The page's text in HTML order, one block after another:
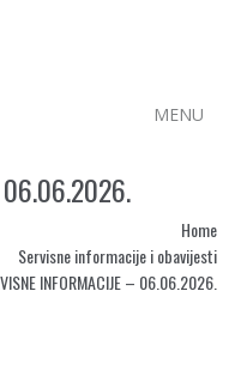
MENU
06.06.2026.
Home
Servisne informacije i obavijesti
INFORMACIJE – 06.06.2026.